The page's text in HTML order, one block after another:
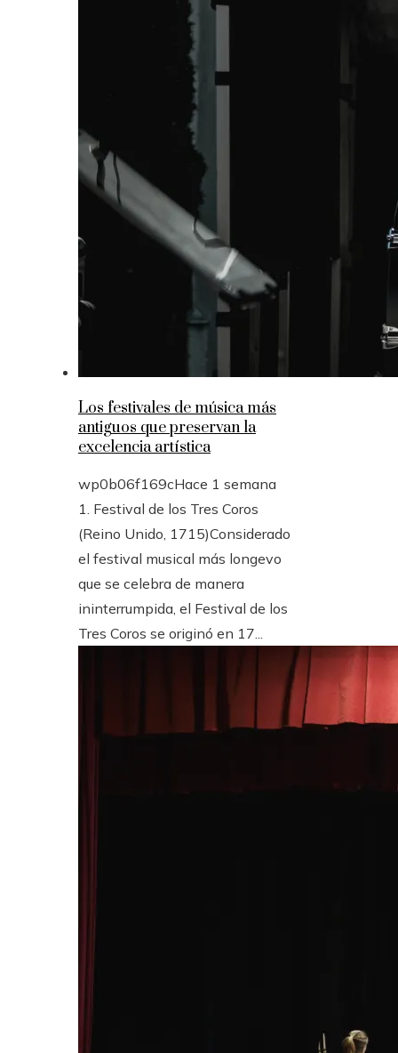
Los festivales de música más
antiguos que preservan la
excelencia artística
wp0b06f169cHace 1 semana
1. Festival de los Tres Coros
(Reino Unido, 1715)Considerado
el festival musical más longevo
que se celebra de manera
ininterrumpida, el Festival de los
Tres Coros se originó en 17...